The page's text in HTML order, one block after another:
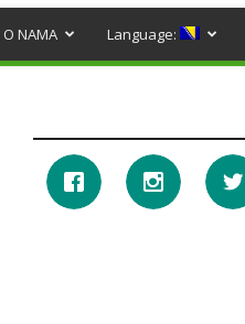
O NAMA Language: